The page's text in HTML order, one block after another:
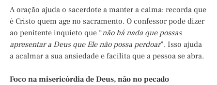
A oração ajuda o sacerdote a manter a calma: recorda que
é Cristo quem age no sacramento. O confessor pode dizer
ao penitente inquieto que “não há nada que possas
apresentar a Deus que Ele não possa perdoar”. Isso ajuda
a acalmar a sua ansiedade e facilita que a pessoa se abra.
Foco na misericórdia de Deus, não no pecado